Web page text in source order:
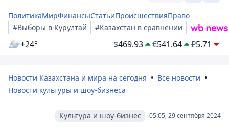
ПолитикаМирФинансыСтатьиПроисшествияПраво
#Выборы в Курултай
#Казахстан в сравнении
+24° $469.93 €541.64 ₽5.71
Новости Казахстана и мира на сегодня
Все новости
Новости культуры и шоу-бизнеса
05:05, 29 сентября 2024
Культура и шоу-бизнес